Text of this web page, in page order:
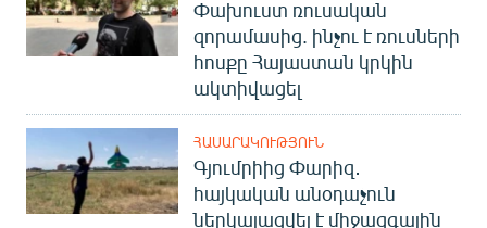
Русский
Փախուստ ռուսական
զորամասից. ինչու է ռուսների
հոսքը Հայաստան կրկին
ակտիվացել
ՀԱՍԱՐԱԿՈՒԹՅՈՒՆ
Գյումրիից Փարիզ․
հայկական անօդաչուն
ներկայացվել է միջազգային